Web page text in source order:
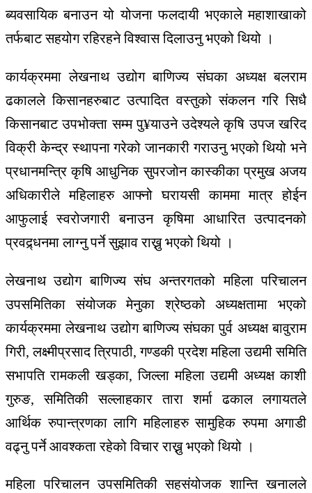
ब्यवसायिक बनाउन यो योजना फलदायी भएकाले महाशाखाको
तर्फबाट सहयोग रहिरहने विश्वास दिलाउनु भएको थियो ।
कार्यक्रममा लेखनाथ उद्योग बाणिज्य संघका अध्यक्ष बलराम
ढकालले किसानहरुबाट उत्पादित वस्तुको संकलन गरि सिधै
किसानबाट उपभोक्ता सम्म पु¥याउने उदेश्यले कृषि उपज खरिद
विक्री केन्द्र स्थापना गरेको जानकारी गराउनु भएको थियो भने
प्रधानमन्त्रि कृषि आधुनिक सुपरजोन कास्कीका प्रमुख अजय
अधिकारीले महिलाहरु आफ्नो घरायसी काममा मात्र होईन
आफुलाई स्वरोजगारी बनाउन कृषिमा आधारित उत्पादनको
प्रवद्र्धनमा लाग्नु पर्ने सुझाव राख्नु भएको थियो ।
लेखनाथ उद्योग बाणिज्य संघ अन्तरगतको महिला परिचालन
उपसमितिका संयोजक मेनुका श्रेष्ठको अध्यक्षतामा भएको
कार्यक्रममा लेखनाथ उद्योग बाणिज्य संघका पुर्व अध्यक्ष बावुराम
गिरी, लक्ष्मीप्रसाद त्रिपाठी, गण्डकी प्रदेश महिला उद्यमी समिति
सभापति रामकली खड्का, जिल्ला महिला उद्यमी अध्यक्ष काशी
गुरुङ, समितिकी सल्लाहकार तारा शर्मा ढकाल लगायतले
आर्थिक रुपान्त्रणका लागि महिलाहरु सामुहिक रुपमा अगाडी
वढ्नु पर्ने आवश्कता रहेको विचार राख्नु भएको थियो ।
महिला परिचालन उपसमितिकी सहसंयोजक शान्ति खनालले